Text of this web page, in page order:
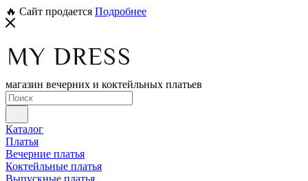
🔥 Сайт продается Подробнее
магазин вечерних и коктейльных платьев
Каталог
Платья
Вечерние платья
Коктейльные платья
Выпускные платья